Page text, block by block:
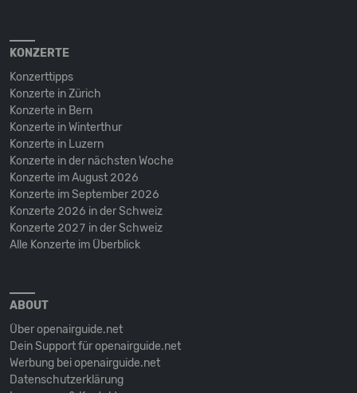
KONZERTE
Konzerttipps
Konzerte in Zürich
Konzerte in Bern
Konzerte in Winterthur
Konzerte in Luzern
Konzerte in der nächsten Woche
Konzerte im August 2026
Konzerte im September 2026
Konzerte 2026 in der Schweiz
Konzerte 2027 in der Schweiz
Alle Konzerte im Überblick
ABOUT
Über openairguide.net
Dein Support für openairguide.net
Werbung bei openairguide.net
Datenschutz­erklärung